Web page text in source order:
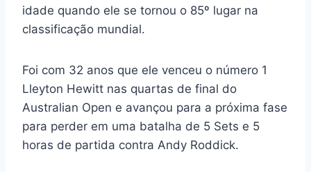
idade quando ele se tornou o 85º lugar na
classificação mundial.
Foi com 32 anos que ele venceu o número 1
Lleyton Hewitt nas quartas de final do
Australian Open e avançou para a próxima fase
para perder em uma batalha de 5 Sets e 5
horas de partida contra Andy Roddick.